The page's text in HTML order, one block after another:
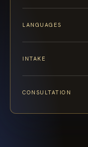
LANGUAGES
INTAKE
CONSULTATION